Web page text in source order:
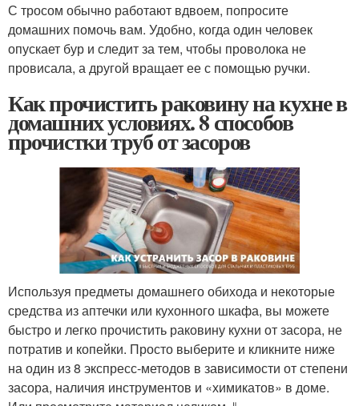
С тросом обычно работают вдвоем, попросите
домашних помочь вам. Удобно, когда один человек
опускает бур и следит за тем, чтобы проволока не
провисала, а другой вращает ее с помощью ручки.
Как прочистить раковину на кухне в
домашних условиях. 8 способов
прочистки труб от засоров
Используя предметы домашнего обихода и некоторые
средства из аптечки или кухонного шкафа, вы можете
быстро и легко прочистить раковину кухни от засора, не
потратив и копейки. Просто выберите и кликните ниже
на один из 8 экспресс-методов в зависимости от степени
засора, наличия инструментов и «химикатов» в доме.